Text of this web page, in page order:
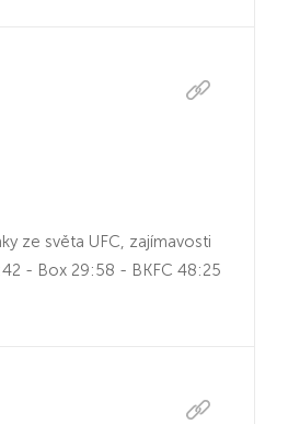
ze světa UFC, zajímavosti
- Box 29:58 - BKFC 48:25